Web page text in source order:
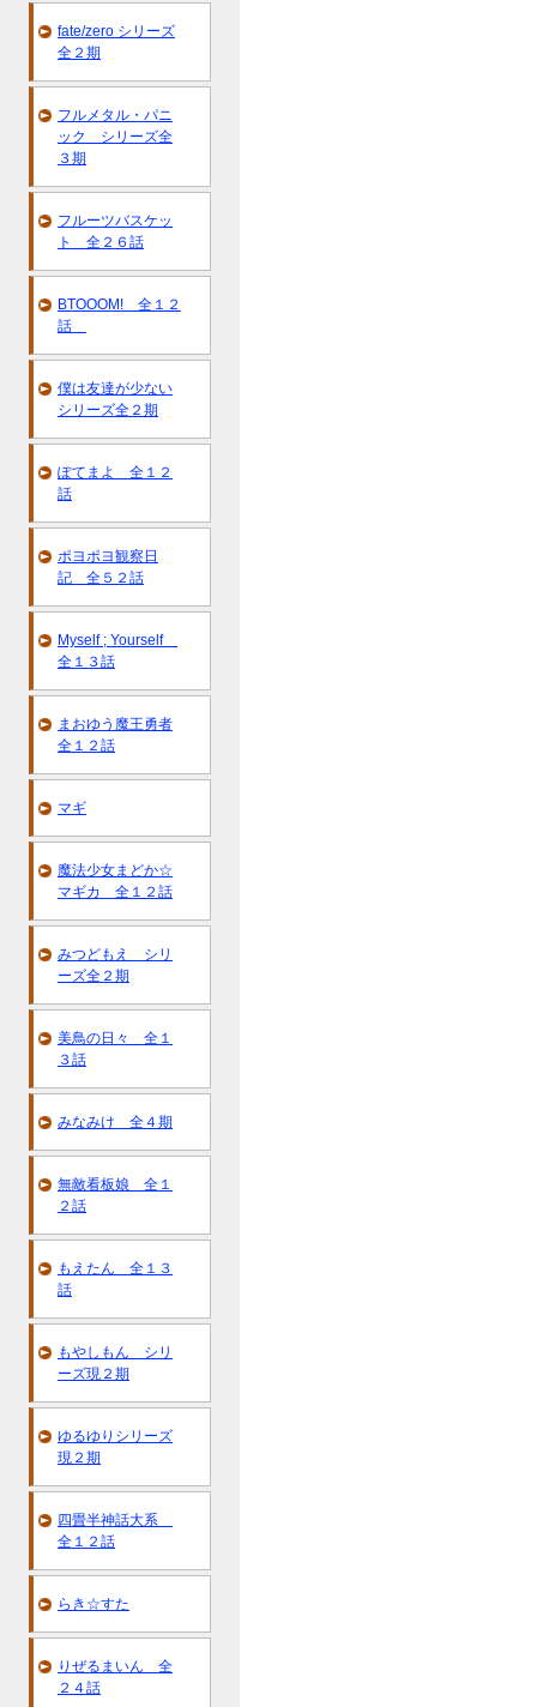
fate/zero シリーズ
全２期
フルメタル・パニ
ック シリーズ全
３期
フルーツバスケッ
ト 全２６話
BTOOOM! 全１２
話
僕は友達が少ない
シリーズ全２期
ぽてまよ 全１２
話
ポヨポヨ観察日
記 全５２話
Myself ; Yourself
全１３話
まおゆう魔王勇者
全１２話
マギ
魔法少女まどか☆
マギカ 全１２話
みつどもえ シリ
ーズ全２期
美鳥の日々 全１
３話
みなみけ 全４期
無敵看板娘 全１
２話
もえたん 全１３
話
もやしもん シリ
ーズ現２期
ゆるゆりシリーズ
現２期
四畳半神話大系
全１２話
らき☆すた
りぜるまいん 全
２４話